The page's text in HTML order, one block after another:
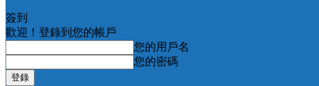
簽到
歡迎！登錄到您的帳戶
您的用戶名
您的密碼